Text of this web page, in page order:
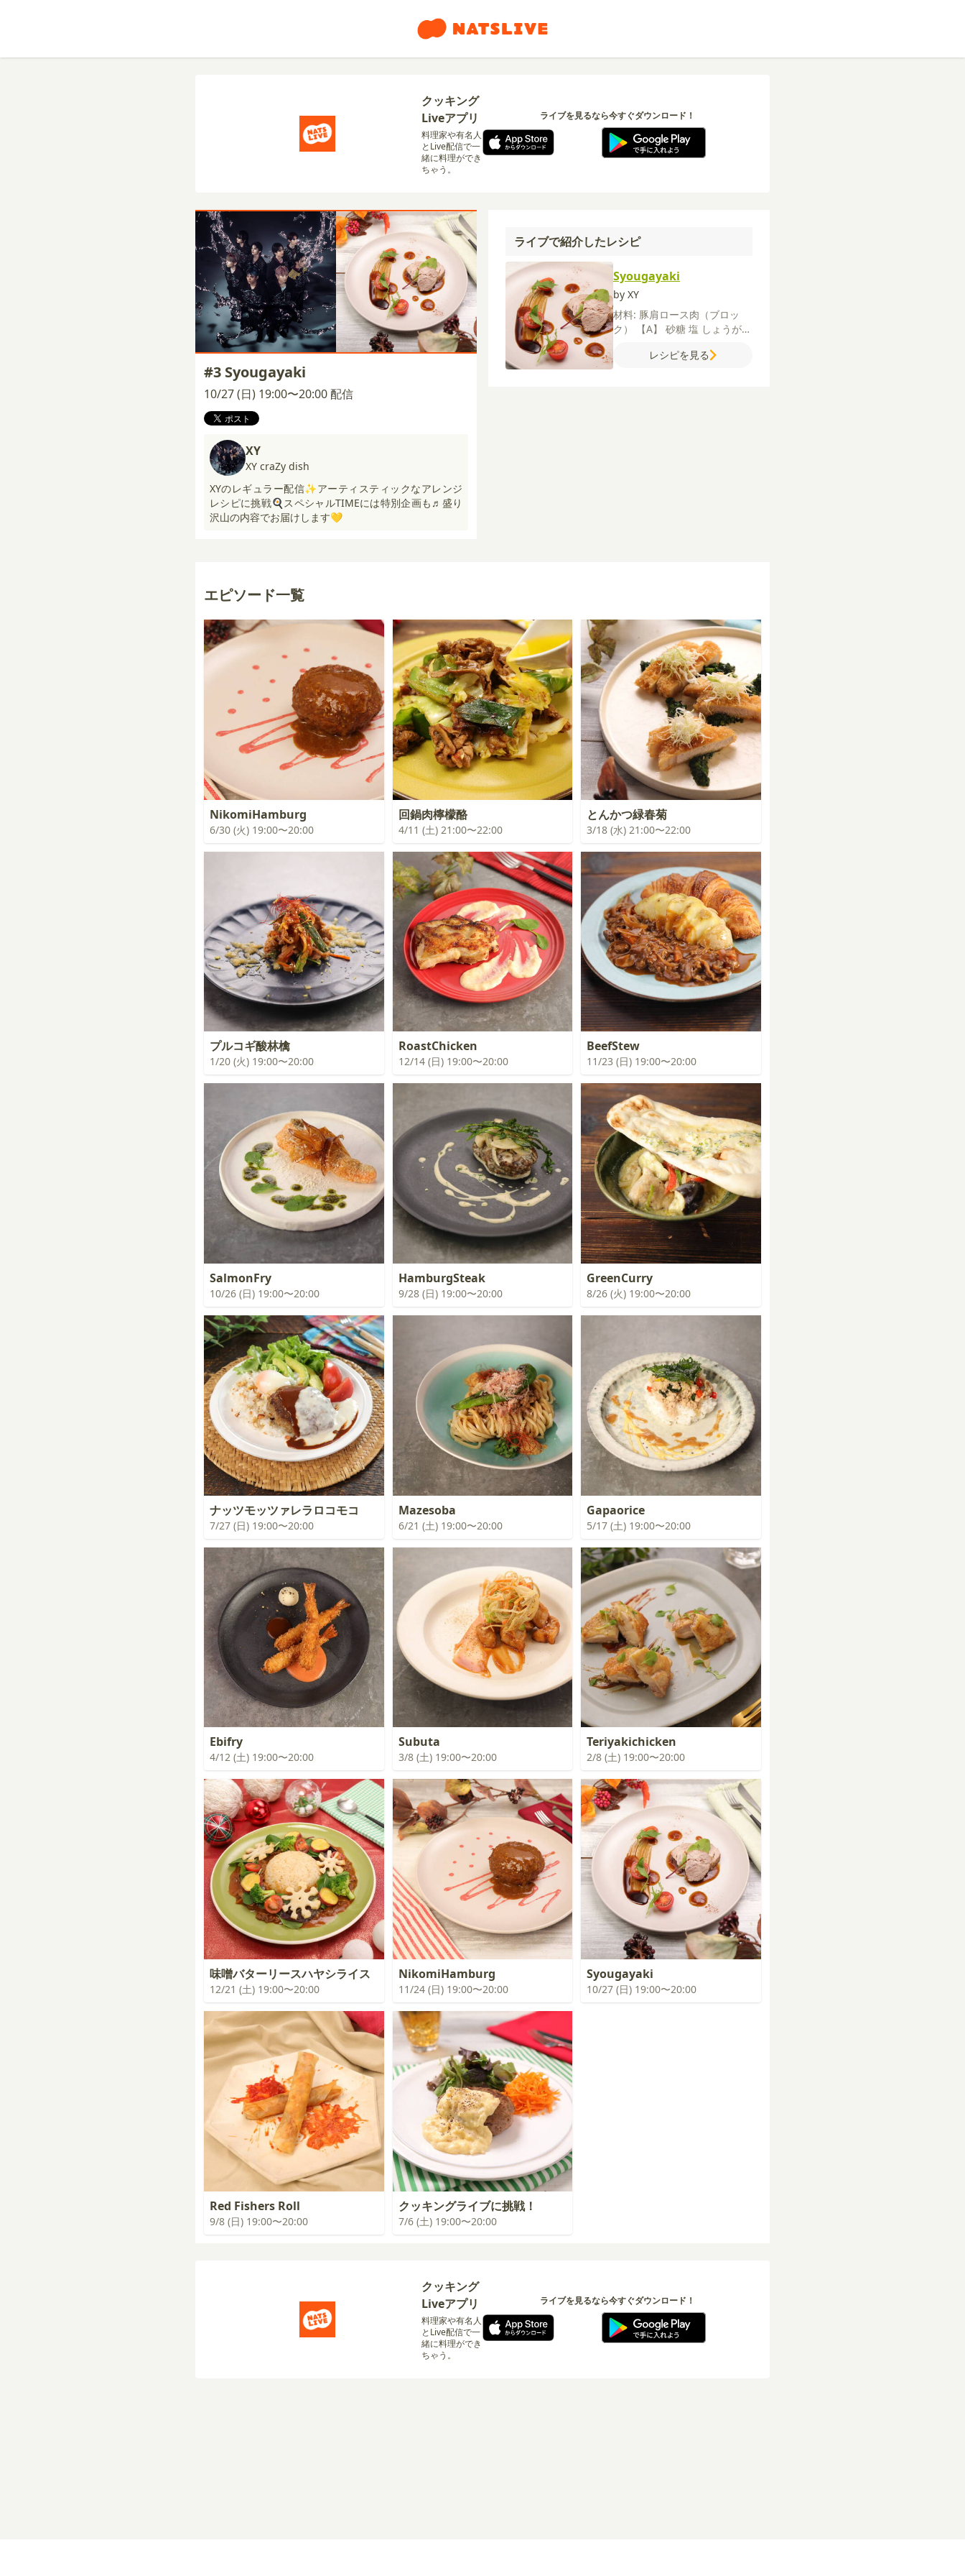
クッキング
Liveアプリ
料理家や有名人
とLive配信で一
緒に料理ができ
ちゃう。
ライブを見るなら今すぐダウンロード！
#3 Syougayaki
10/27 (日) 19:00〜20:00 配信
XY
XY craZy dish
XYのレギュラー配信✨アーティスティックなアレンジ
レシピに挑戦🍳スペシャルTIMEには特別企画も♬盛り
沢山の内容でお届けします💛
ライブで紹介したレシピ
Syougayaki
by XY
材料: 豚肩ロース肉（ブロッ
ク）
【A】 砂糖 塩 しょうが
水バルサミコクリーム
レシピを見る
エピソード一覧
NikomiHamburg
6/30 (火) 19:00〜20:00
回鍋肉檸檬酪
4/11 (土) 21:00〜22:00
とんかつ緑春菊
3/18 (水) 21:00〜22:00
プルコギ酸林檎
1/20 (火) 19:00〜20:00
RoastChicken
12/14 (日) 19:00〜20:00
BeefStew
11/23 (日) 19:00〜20:00
SalmonFry
10/26 (日) 19:00〜20:00
HamburgSteak
9/28 (日) 19:00〜20:00
GreenCurry
8/26 (火) 19:00〜20:00
ナッツモッツァレラロコモコ
7/27 (日) 19:00〜20:00
Mazesoba
6/21 (土) 19:00〜20:00
Gapaorice
5/17 (土) 19:00〜20:00
Ebifry
4/12 (土) 19:00〜20:00
Subuta
3/8 (土) 19:00〜20:00
Teriyakichicken
2/8 (土) 19:00〜20:00
味噌バターリースハヤシライス
12/21 (土) 19:00〜20:00
NikomiHamburg
11/24 (日) 19:00〜20:00
Syougayaki
10/27 (日) 19:00〜20:00
Red Fishers Roll
9/8 (日) 19:00〜20:00
クッキングライブに挑戦！
7/6 (土) 19:00〜20:00
クッキング
Liveアプリ
料理家や有名人
とLive配信で一
緒に料理ができ
ちゃう。
ライブを見るなら今すぐダウンロード！